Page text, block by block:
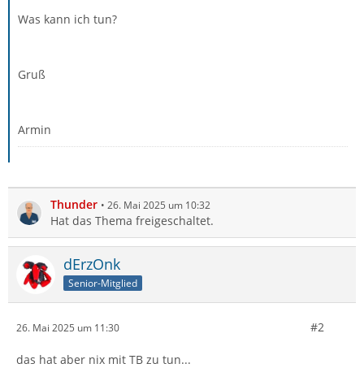
Was kann ich tun?
Gruß
Armin
Thunder 26. Mai 2025 um 10:32
Hat das Thema freigeschaltet.
dErzOnk
Senior-Mitglied
26. Mai 2025 um 11:30 #2
das hat aber nix mit TB zu tun...